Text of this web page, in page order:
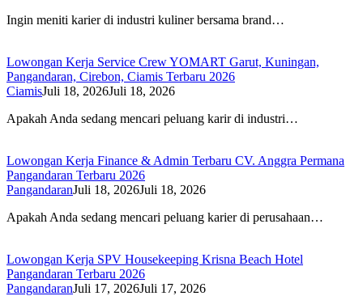
Ingin meniti karier di industri kuliner bersama brand…
Lowongan Kerja Service Crew YOMART Garut, Kuningan,
Pangandaran, Cirebon, Ciamis Terbaru 2026
CiamisJuli 18, 2026Juli 18, 2026
Apakah Anda sedang mencari peluang karir di industri…
Lowongan Kerja Finance & Admin Terbaru CV. Anggra Permana
Pangandaran Terbaru 2026
PangandaranJuli 18, 2026Juli 18, 2026
Apakah Anda sedang mencari peluang karier di perusahaan…
Lowongan Kerja SPV Housekeeping Krisna Beach Hotel
Pangandaran Terbaru 2026
PangandaranJuli 17, 2026Juli 17, 2026